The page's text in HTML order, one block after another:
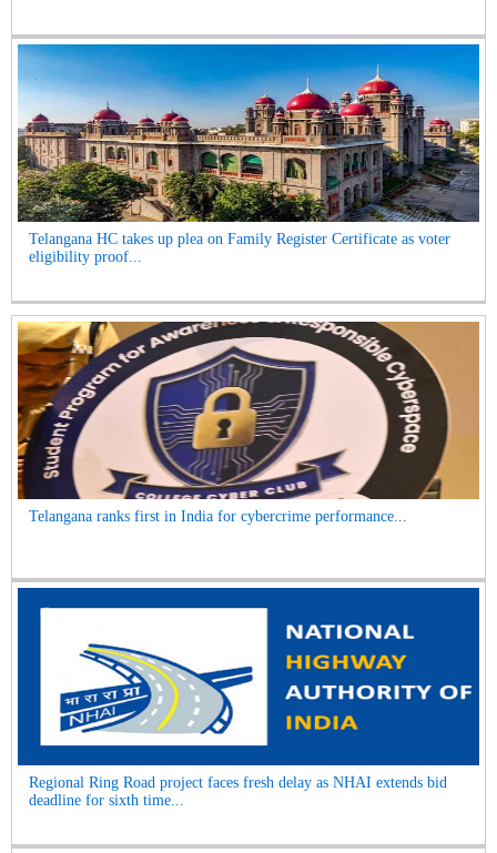
Telangana HC takes up plea on Family Register Certificate as voter
eligibility proof...
Telangana ranks first in India for cybercrime performance...
Regional Ring Road project faces fresh delay as NHAI extends bid
deadline for sixth time...